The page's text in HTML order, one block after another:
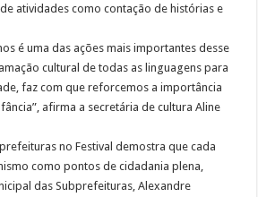
atividades como contação de histórias e
é uma das ações mais importantes desse
cultural de todas as linguagens para
faz com que reforcemos a importância
afirma a secretária de cultura Aline
no Festival demostra que cada
como pontos de cidadania plena,
das Subprefeituras, Alexandre